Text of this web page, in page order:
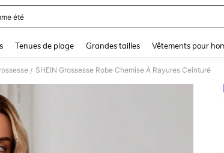
été
Tenues de plage Grandes tailles Vêtements pour
/ SHEIN Grossesse Robe Chemise À Rayures Ceinturé